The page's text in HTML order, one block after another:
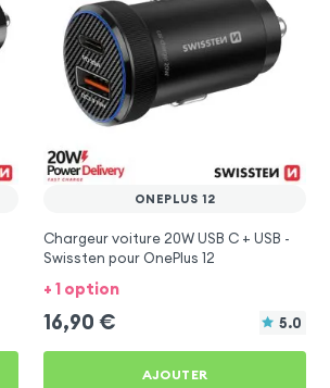
ONEPLUS 12
Chargeur voiture 20W USB C + USB -
Swissten pour OnePlus 12
+ 1 option
16,90 € 5.0
AJOUTER